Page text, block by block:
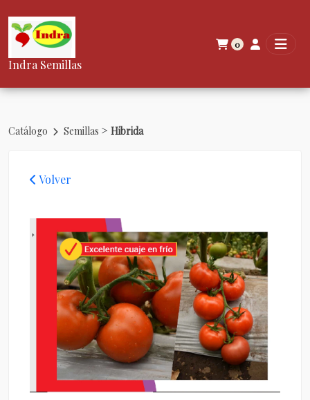
Indra Semillas
0
Catálogo Semillas > Hibrida
Volver